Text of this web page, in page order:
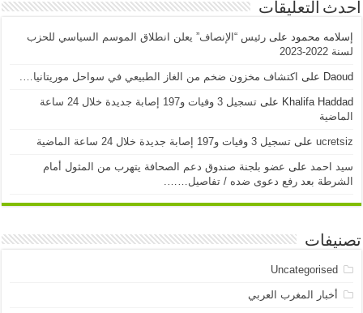
أحدث التعليقات
إسلامه محمود علىرئيس “الإنصاف” يعلن انطلاق الموسم السياسي للحزب
لسنة 2022-2023
Daoud على اكتشاف مخزون ضخم من الغاز الطبيعي في سواحل موريتانيا….
Khalifa Haddad على
تسجيل 3 وفيات و197 إصابة جديدة خلال 24 ساعة
الماضية
ucretsiz علىتسجيل 3 وفيات و197 إصابة جديدة خلال 24 ساعة الماضية
سيد احمد على عضو بلجنة صندوق دعم الصحافة يتهرب من المثول أمام
الشرطة بعد رفع دعوى ضده / تفاصيل…….
تصنيفات
Uncategorised
أخبار المغرب العربي